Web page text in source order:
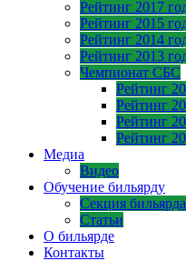
Рейтинг 2017
Рейтинг 2015
Рейтинг 2014
Рейтинг 2013
Чемпионат СБС
Рейтинг
Рейтинг
Рейтинг
Рейтинг
Медиа
Видео
Обучение бильярду
Секция
Статьи
О бильярде
Контакты